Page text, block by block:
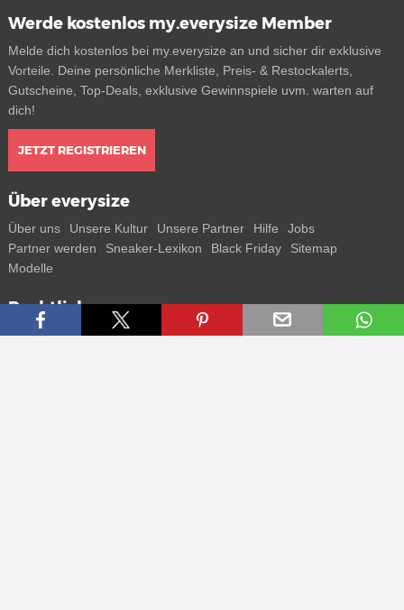
Werde kostenlos my.everysize Member
Melde dich kostenlos bei my.everysize an und sicher dir exklusive
Vorteile. Deine persönliche Merkliste, Preis- & Restockalerts,
Gutscheine, Top-Deals, exklusive Gewinnspiele uvm. warten auf
dich!
JETZT REGISTRIEREN
Über everysize
Über uns Unsere Kultur Unsere Partner Hilfe
Jobs
Partner werden
Sneaker-Lexikon Black Friday
Sitemap
Modelle
Rechtliches
AGB Datenschutz Impressum Kontakt